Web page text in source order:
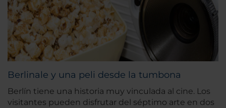
Berlinale y una peli desde la tumbona
Berlín tiene una historia muy vinculada al cine. Los
visitantes pueden disfrutar del séptimo arte en dos